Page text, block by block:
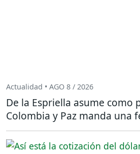
Actualidad • AGO 8 / 2026
De la Espriella asume como
Colombia y Paz manda una